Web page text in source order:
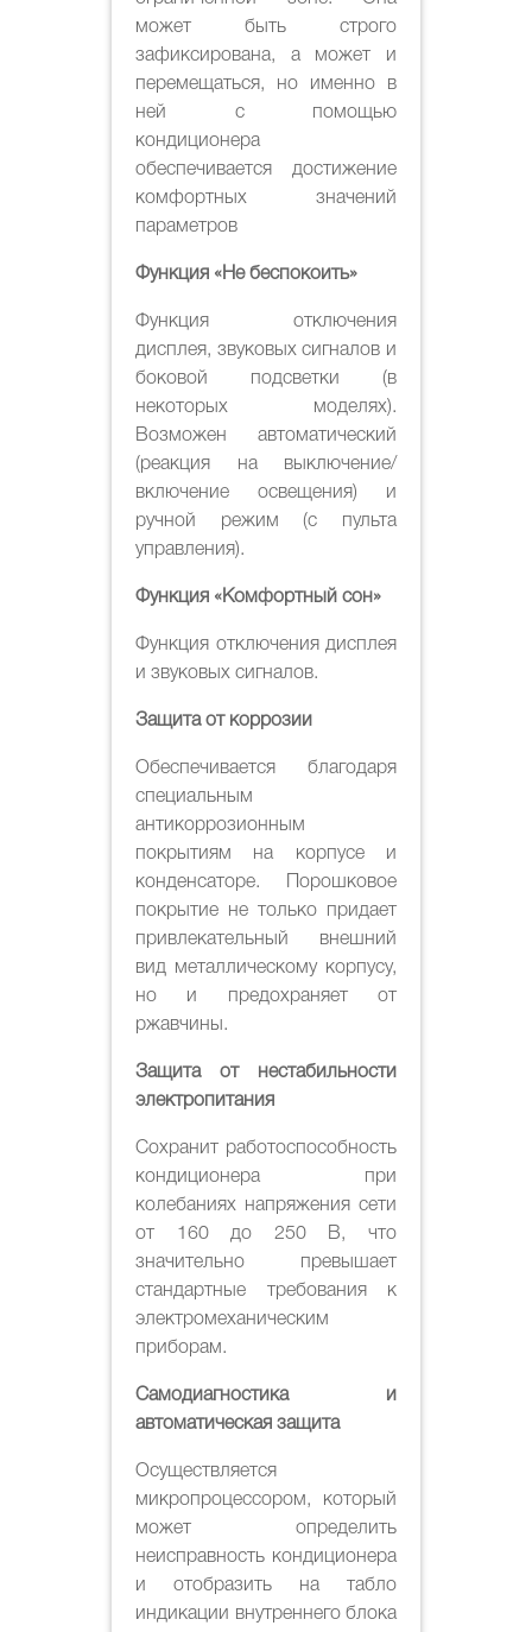
может быть строго
зафиксирована, а может и
перемещаться, но именно в
ней с помощью
кондиционера
обеспечивается достижение
комфортных значений
параметров
Функция «Не беспокоить»
Функция отключения
дисплея, звуковых сигналов и
боковой подсветки (в
некоторых моделях).
Возможен автоматический
(реакция на выключение/
включение освещения) и
ручной режим (с пульта
управления).
Функция «Комфортный сон»
Функция отключения дисплея
и звуковых сигналов.
Защита от коррозии
Обеспечивается благодаря
специальным
антикоррозионным
покрытиям на корпусе и
конденсаторе. Порошковое
покрытие не только придает
привлекательный внешний
вид металлическому корпусу,
но и предохраняет от
ржавчины.
Защита от нестабильности
электропитания
Сохранит работоспособность
кондиционера при
колебаниях напряжения сети
от 160 до 250 В, что
значительно превышает
стандартные требования к
электромеханическим
приборам.
Самодиагностика и
автоматическая защита
Осуществляется
микропроцессором, который
может определить
неисправность кондиционера
и отобразить на табло
индикации внутреннего блока